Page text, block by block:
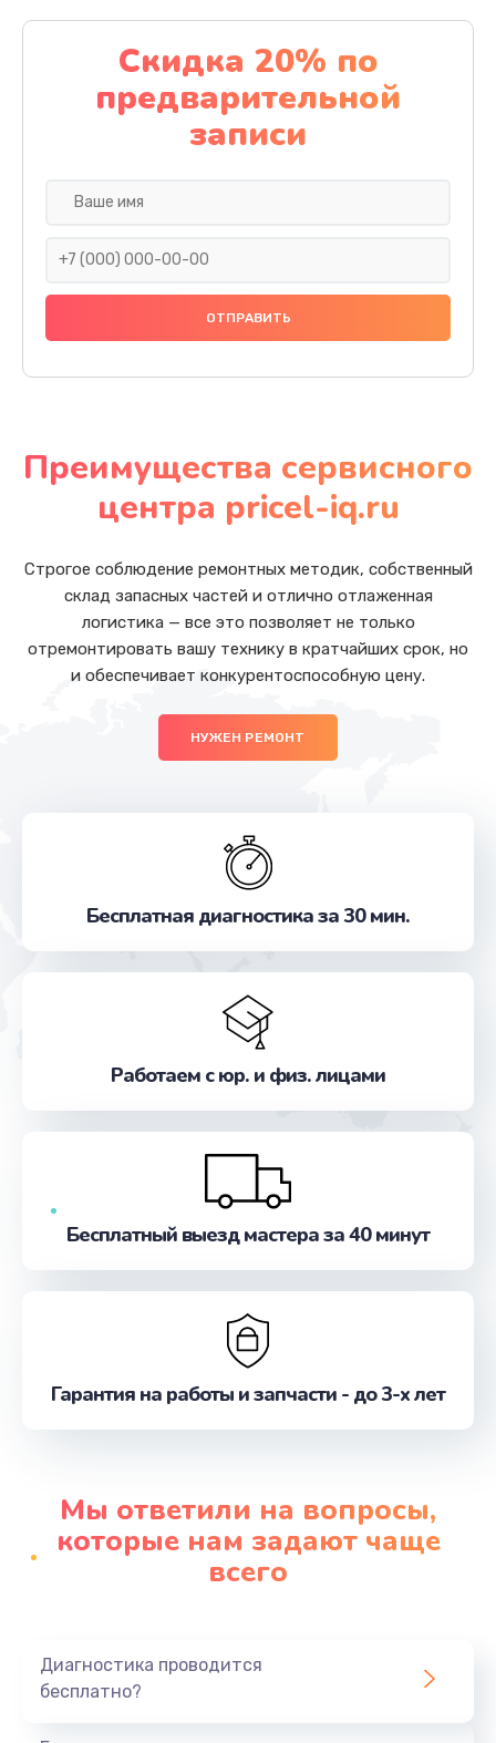
Скидка 20% по
предварительной
записи
Преимущества сервисного
центра pricel-iq.ru
Строгое соблюдение ремонтных методик, собственный
склад запасных частей и отлично отлаженная
логистика — все это позволяет не только
отремонтировать вашу технику в кратчайших срок, но
и обеспечивает конкурентоспособную цену.
НУЖЕН РЕМОНТ
Бесплатная диагностика за 30 мин.
Работаем с юр. и физ. лицами
Бесплатный выезд мастера за 40 минут
Гарантия на работы и запчасти - до 3-х лет
Мы ответили на вопросы,
которые нам задают чаще
всего
Диагностика проводится
бесплатно?